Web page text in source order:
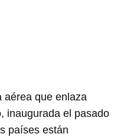
aérea que enlaza
inaugurada el pasado
países están